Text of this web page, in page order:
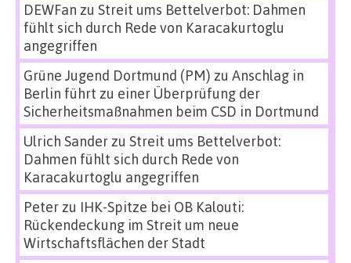
DEWFan zu Streit ums Bettelverbot: Dahmen
fühlt sich durch Rede von Karacakurtoglu
angegriffen
Grüne Jugend Dortmund (PM) zu Anschlag in
Berlin führt zu einer Überprüfung der
Sicherheitsmaßnahmen beim CSD in Dortmund
Ulrich Sanderzu Streit ums Bettelverbot:
Dahmen fühlt sich durch Rede von
Karacakurtoglu angegriffen
Peterzu IHK-Spitze bei OB Kalouti:
Rückendeckung im Streit um neue
Wirtschaftsflächen der Stadt